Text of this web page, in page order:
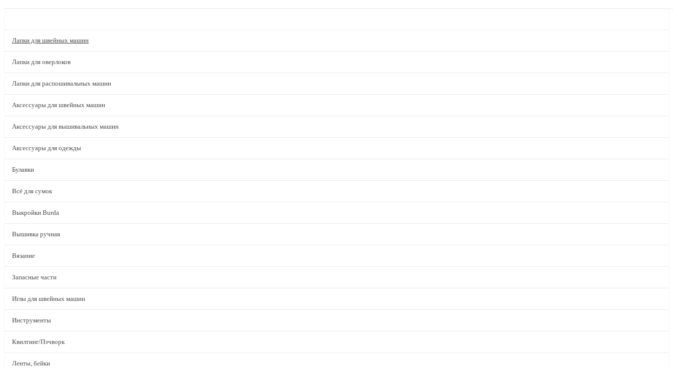
Лапки для швейных машин
Лапки для оверлоков
Лапки для распошивальных машин
Аксессуары для швейных машин
Аксессуары для вышивальных машин
Аксессуары для одежды
Булавки
Всё для сумок
Выкройки Burda
Вышивка ручная
Вязание
Запасные части
Иглы для швейных машин
Инструменты
Квилтинг/Пэчворк
Ленты, бейки